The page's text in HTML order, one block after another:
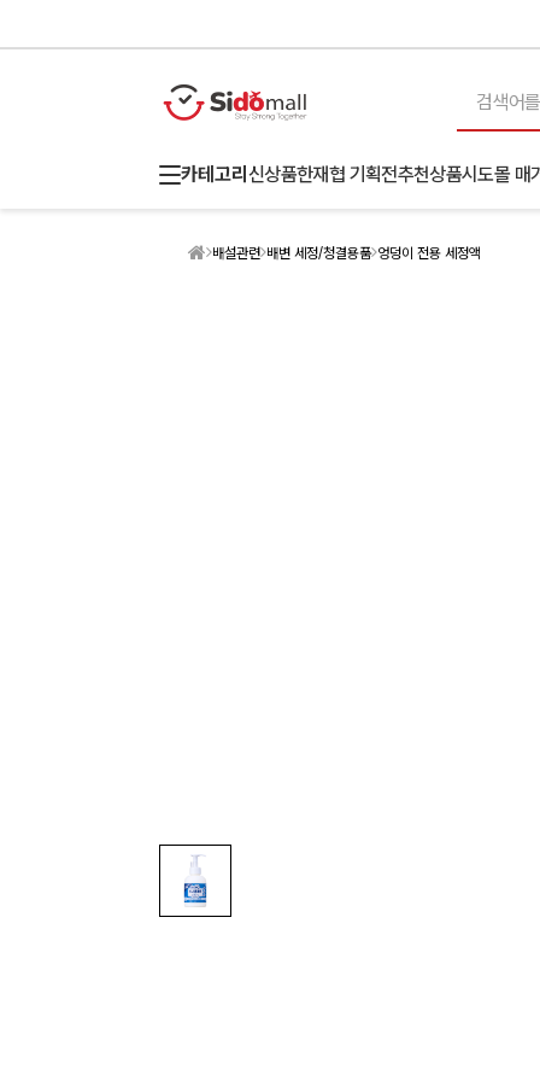
카테고리 신상품한재협 기획전추천상품시도몰 매
배설관련 배변 세정/청결용품 엉덩이 전용 세정액